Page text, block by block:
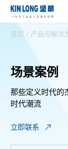
首页 / 产品与解决
场景案例
那些定义时代的
时代潮流
立即联系